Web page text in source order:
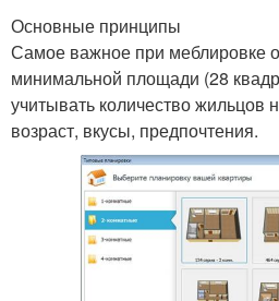
Основные принципы
Самое важное при меблировке
минимальной площади (28
учитывать количество жильцов
возраст, вкусы, предпочтения.